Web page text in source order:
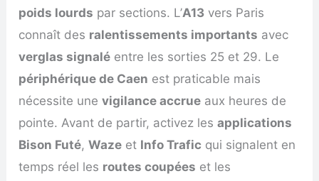
poids lourds par sections. L’A13 vers Paris
connaît des ralentissements importants avec
verglas signalé entre les sorties 25 et 29. Le
périphérique de Caen est praticable mais
nécessite unevigilance accrue aux heures de
pointe. Avant de partir, activez lesapplications
Bison Futé,Waze et Info Trafic qui signalent en
temps réel les routes coupées et les